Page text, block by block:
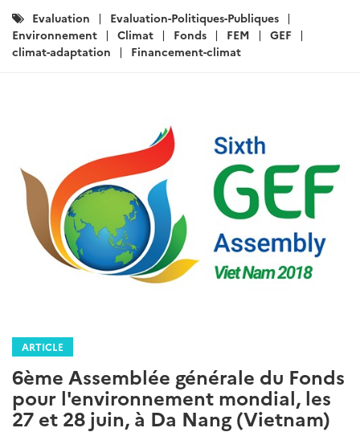
Catégories
:
Evaluation
Evaluation-Politiques-Publiques
Environnement
Climat Fonds FEM
GEF
climat-adaptation
Financement-climat
ARTICLE
6ème Assemblée générale du Fonds
pour l'environnement mondial, les
27 et 28 juin, à Da Nang (Vietnam)